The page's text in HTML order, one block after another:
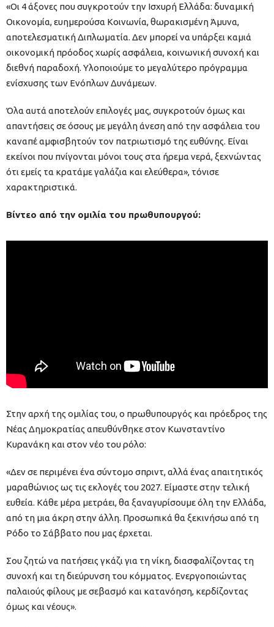
«Οι 4 άξονες που συγκροτούν την Ισχυρή Ελλάδα: δυναμική
Οικονομία, ευημερούσα Κοινωνία, θωρακισμένη Άμυνα,
αποτελεσματική Διπλωματία. Δεν μπορεί να υπάρξει καμιά
οικονομική πρόοδος χωρίς ασφάλεια, κοινωνική συνοχή και
διεθνή παραδοχή. Υλοποιούμε το μεγαλύτερο πρόγραμμα
ενίσχυσης των Ενόπλων Δυνάμεων.
Όλα αυτά αποτελούν επιλογές μας, συγκροτούν όμως και
απαντήσεις σε όσους με μεγάλη άνεση από την ασφάλεια του
καναπέ αμφισβητούν τον πατριωτισμό της ευθύνης. Είναι
εκείνοι που πνίγονται μόνοι τους στα ήρεμα νερά, ξεχνώντας
ότι εμείς τα κρατάμε γαλάζια και ελεύθερα», τόνισε
χαρακτηριστικά.
Βίντεο από την ομιλία του πρωθυπουργού:
Στην αρχή της ομιλίας του, ο πρωθυπουργός και πρόεδρος της
Νέας Δημοκρατίας απευθύνθηκε στον Κωνσταντίνο
Κυρανάκη και στον νέο του ρόλο:
«Δεν σε περιμένει ένα σύντομο σπριντ, αλλά ένας απαιτητικός
μαραθώνιος ως τις εκλογές του 2027. Είμαστε στην τελική
ευθεία. Κάθε μέρα μετράει, θα ξαναγυρίσουμε όλη την Ελλάδα,
από τη μια άκρη στην άλλη. Προσωπικά θα ξεκινήσω από τη
Ρόδο το Σάββατο που μας έρχεται.
Σου ζητώ να πατήσεις γκάζι για τη νίκη, διασφαλίζοντας τη
συνοχή και τη διεύρυνση του κόμματος. Ενεργοποιώντας
παλαιούς φίλους με σεβασμό και κατανόηση, κερδίζοντας
όμως και νέους».